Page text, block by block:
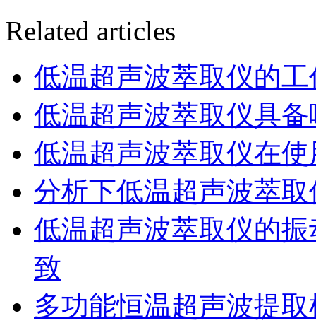
Related articles
低温超声波萃取仪的
低温超声波萃取仪具
低温超声波萃取仪在
分析下低温超声波萃
低温超声波萃取仪的
致
多功能恒温超声波提